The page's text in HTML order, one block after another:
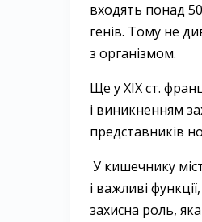
входять понад
генів. Тому не
з організмом.
Ще у ХІХ ст.
і виникненням
представників
У кишечнику
і важливі
захисна роль,